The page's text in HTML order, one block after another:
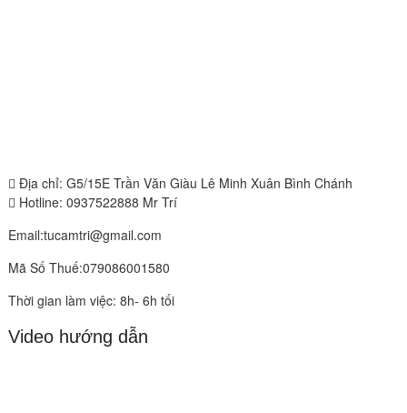
Địa chỉ: G5/15E Trần Văn Giàu Lê Minh Xuân Bình Chánh
Hotline: 0937522888 Mr Trí
Email:tucamtri@gmail.com
Mã Số Thuế:079086001580
Thời gian làm việc: 8h- 6h tối
Video hướng dẫn